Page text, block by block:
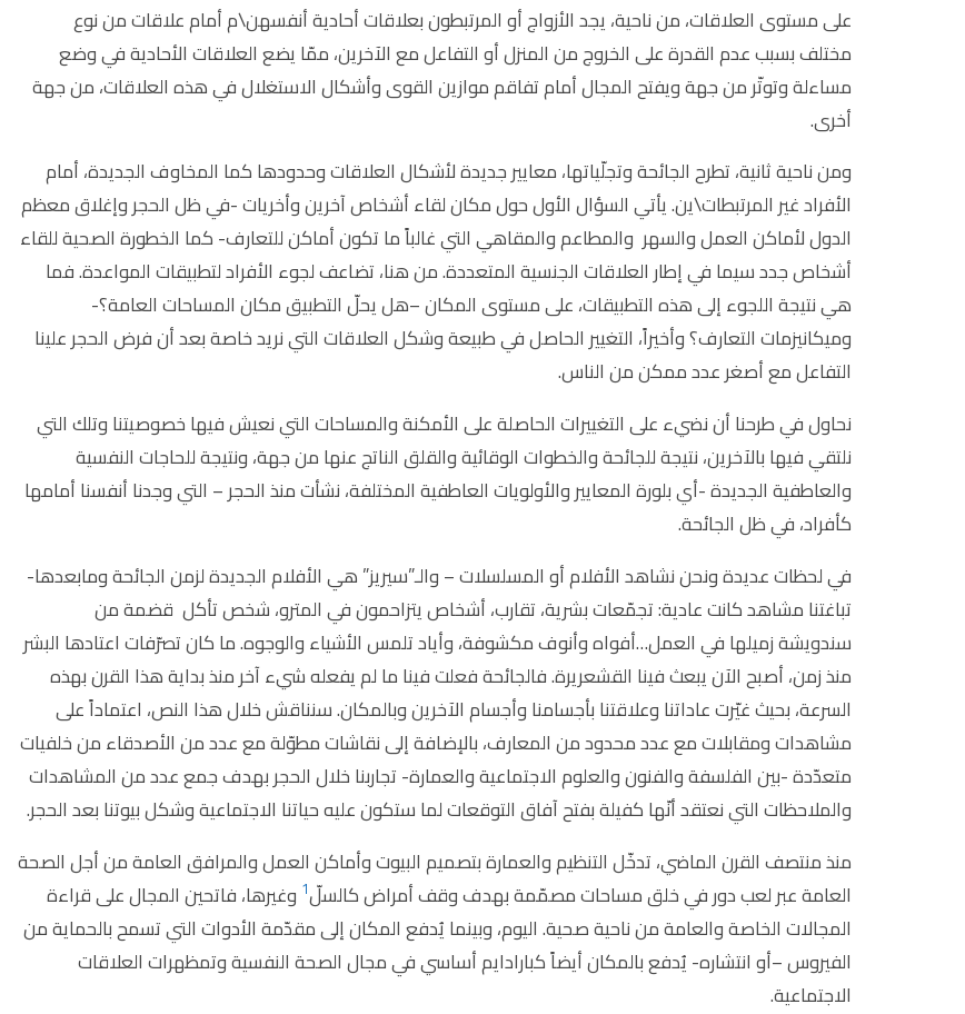
على مستوى العلاقات، من ناحية، يجد الأزواج أو المرتبطون بعلاقات أحادية أنفسهن\م أمام علاقات من نوع
مختلف بسبب عدم القدرة على الخروج من المنزل أو التفاعل مع الآخرين، ممّا يضع العلاقات الأحادية في وضع
مساءلة وتوتّر من جهة ويفتح المجال أمام تفاقم موازين القوى وأشكال الاستغلال في هذه العلاقات، من جهة
أخرى.
ومن ناحية ثانية، تطرح الجائحة وتجلّياتها، معايير جديدة لأشكال العلاقات وحدودها كما المخاوف الجديدة، أمام
الأفراد غير المرتبطات\ين. يأتي السؤال الأول حول مكان لقاء أشخاص آخرين وأخريات -في ظل الحجر وإغلاق معظم
الدول لأماكن العمل والسهر والمطاعم والمقاهي التي غالباً ما تكون أماكن للتعارف- كما الخطورة الصحية للقاء
أشخاص جدد سيما في إطار العلاقات الجنسية المتعددة. من هنا، تضاعف لجوء الأفراد لتطبيقات المواعدة. فما
هي نتيجة اللجوء إلى هذه التطبيقات، على مستوى المكان –هل يحلّ التطبيق مكان المساحات العامة؟-
وميكانيزمات التعارف؟ وأخيراً، التغيير الحاصل في طبيعة وشكل العلاقات التي نريد خاصة بعد أن فرض الحجر علينا
التفاعل مع أصغر عدد ممكن من الناس.
نحاول في طرحنا أن نضيء على التغييرات الحاصلة على الأمكنة والمساحات التي نعيش فيها خصوصيتنا وتلك التي
نلتقي فيها بالآخرين، نتيجة للجائحة والخطوات الوقائية والقلق الناتج عنها من جهة، ونتيجة للحاجات النفسية
والعاطفية الجديدة -أي بلورة المعايير والأولويات العاطفية المختلفة، نشأت منذ الحجر – التي وجدنا أنفسنا أمامها
كأفراد، في ظل الجائحة.
في لحظات عديدة ونحن نشاهد الأفلام أو المسلسلات – والـ”سيريز” هي الأفلام الجديدة لزمن الجائحة ومابعدها-
تباغتنا مشاهد كانت عادية: تجمّعات بشرية، تقارب، أشخاص يتزاحمون في المترو، شخص تأكل قضمة من
سندويشة زميلها في العمل…أفواه وأنوف مكشوفة، وأياد تلمس الأشياء والوجوه. ما كان تصرّفات اعتادها البشر
منذ زمن، أصبح الآن يبعث فينا القشعريرة. فالجائحة فعلت فينا ما لم يفعله شيء آخر منذ بداية هذا القرن بهذه
السرعة، بحيث غيّرت عاداتنا وعلاقتنا بأجسامنا وأجسام الآخرين وبالمكان. سنناقش خلال هذا النص، اعتماداً على
مشاهدات ومقابلات مع عدد محدود من المعارف، بالإضافة إلى نقاشات مطوّلة مع عدد من الأصدقاء من خلفيات
متعدّدة -بين الفلسفة والفنون والعلوم الاجتماعية والعمارة- تجاربنا خلال الحجر بهدف جمع عدد من المشاهدات
والملاحظات التي نعتقد أنّها كفيلة بفتح آفاق التوقعات لما ستكون عليه حياتنا الاجتماعية وشكل بيوتنا بعد الحجر.
منذ منتصف القرن الماضي، تدخّل التنظيم والعمارة بتصميم البيوت وأماكن العمل والمرافق العامة من أجل الصحة
العامة عبر لعب دور في خلق مساحات مصمّمة بهدف وقف أمراض كالسلّ1 وغيرها، فاتحين المجال على قراءة
المجالات الخاصة والعامة من ناحية صحية. اليوم، وبينما يُدفع المكان إلى مقدّمة الأدوات التي تسمح بالحماية من
الفيروس –أو انتشاره- يُدفع بالمكان أيضاً كبارادايم أساسي في مجال الصحة النفسية وتمظهرات العلاقات
الاجتماعية.